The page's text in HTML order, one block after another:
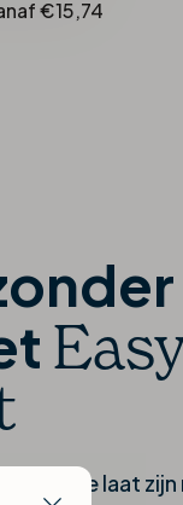
€15,74
of te laat